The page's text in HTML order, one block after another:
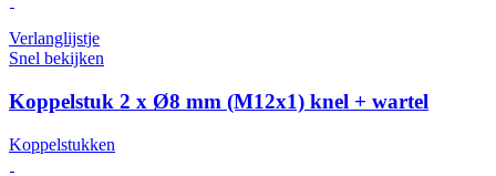
Verlanglijstje
Snel bekijken
Koppelstuk 2 x Ø8 mm (M12x1) knel + wartel
Koppelstukken